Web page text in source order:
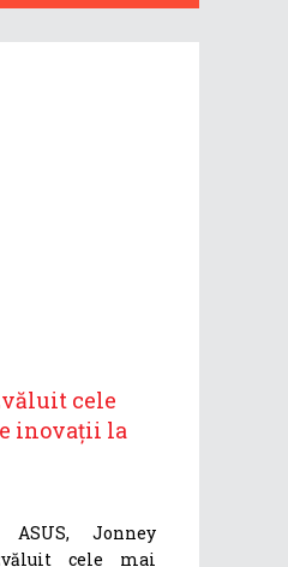
cele
inovații la
ASUS, Jonney
cele mai